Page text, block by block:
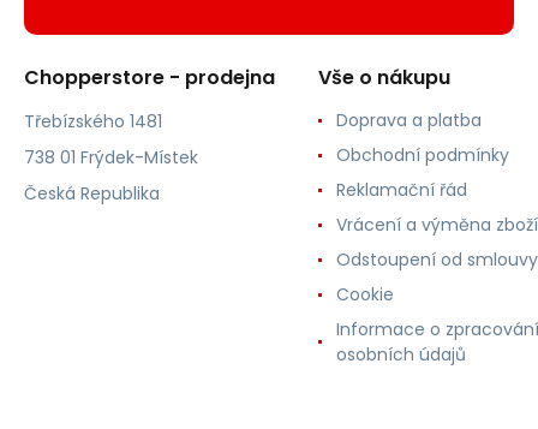
Chopperstore - prodejna
Třebízského 1481
738 01 Frýdek-Místek
Česká Republika
Vše o nákupu
Doprava a platba
Obchodní podmínky
Reklamační řád
Vrácení a výměna zboží
Odstoupení od smlouvy
Cookie
Informace o zpracování
osobních údajů